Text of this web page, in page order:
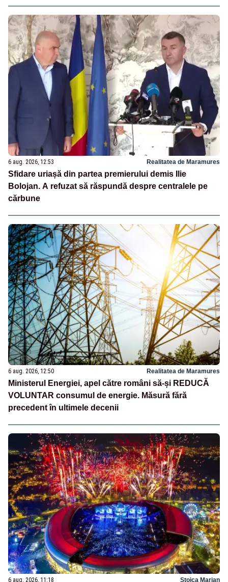
6 aug. 2026, 12:53 Realitatea de Maramures
Sfidare uriașă din partea premierului demis Ilie
Bolojan. A refuzat să răspundă despre centralele pe
cărbune
6 aug. 2026, 12:50 Realitatea de Maramures
Ministerul Energiei, apel către români să-și REDUCĂ
VOLUNTAR consumul de energie. Măsură fără
precedent în ultimele decenii
6 aug. 2026, 11:18 Stoica Marian